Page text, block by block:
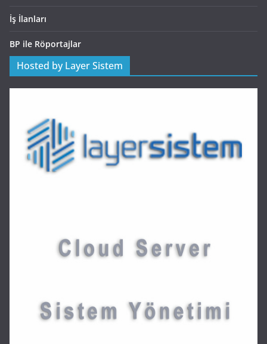
İş İlanları
BP ile Röportajlar
Hosted by Layer Sistem